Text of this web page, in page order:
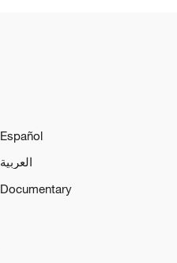
Español
العربية
Documentary